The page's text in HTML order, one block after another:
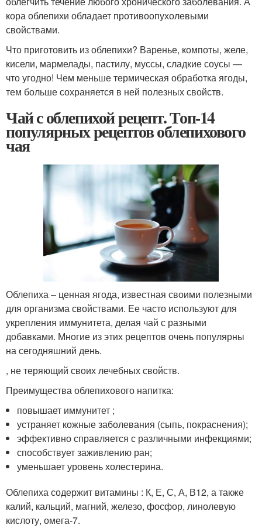
кора облепихи обладает противоопухолевыми
свойствами.
Что приготовить из облепихи? Варенье, компоты, желе,
кисели, мармелады, пастилу, муссы, сладкие соусы —
что угодно! Чем меньше термическая обработка ягоды,
тем больше сохраняется в ней полезных свойств.
Чай с облепихой рецепт. Топ-14
популярных рецептов облепихового
чая
Облепиха – ценная ягода, известная своими полезными
для организма свойствами. Ее часто используют для
укрепления иммунитета, делая чай с разными
добавками. Многие из этих рецептов очень популярны
на сегодняшний день.
, не теряющий своих лечебных свойств.
Преимущества облепихового напитка:
повышает иммунитет ;
устраняет кожные заболевания (сыпь, покраснения);
эффективно справляется с различными инфекциями;
способствует заживлению ран;
уменьшает уровень холестерина.
Облепиха содержит витамины : К, Е, С, А, В12, а также
калий, кальций, магний, железо, фосфор, линолевую
кислоту, омега-7.